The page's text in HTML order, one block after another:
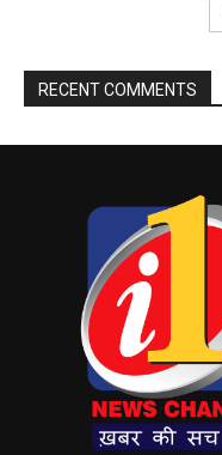
RECENT COMMENTS